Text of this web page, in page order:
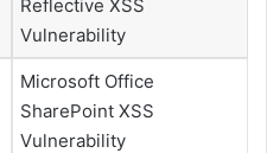
Reflective XSS
Vulnerability
Microsoft Office
SharePoint XSS
Vulnerability